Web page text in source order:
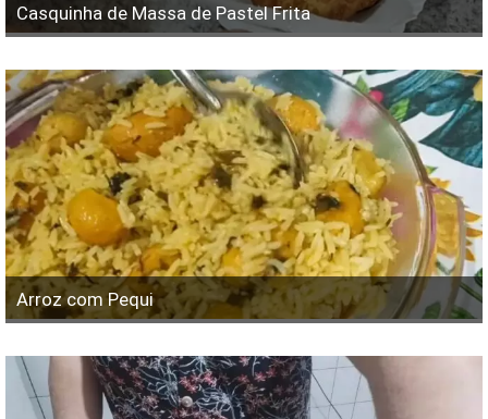
Casquinha de Massa de Pastel Frita
Arroz com Pequi